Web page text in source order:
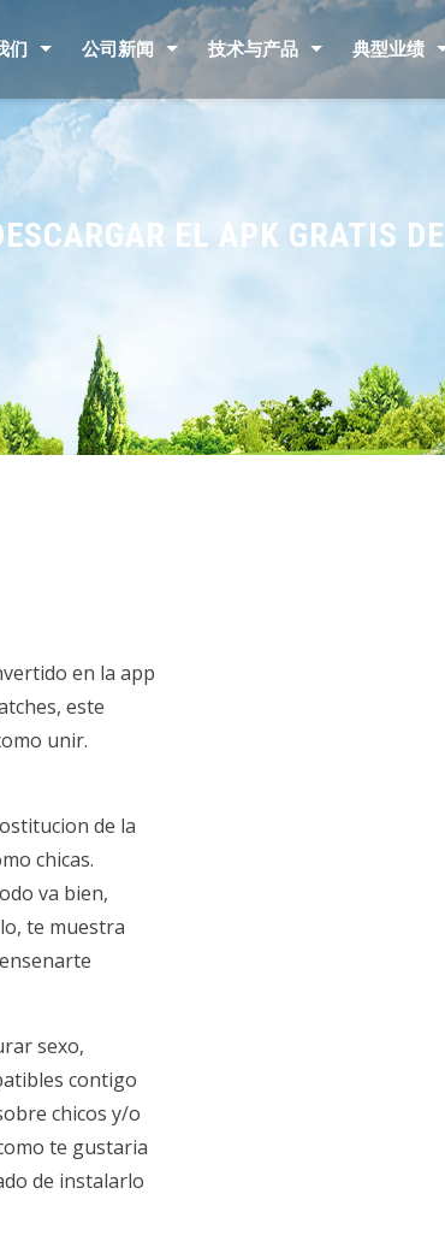
们 公司新闻 技术与产品 典型业绩
EL APK GRATIS DE
en la app
este
unir.
de la
chicas.
va bien,
te muestra
sexo,
contigo
chicos y/o
te gustaria
de instalarlo